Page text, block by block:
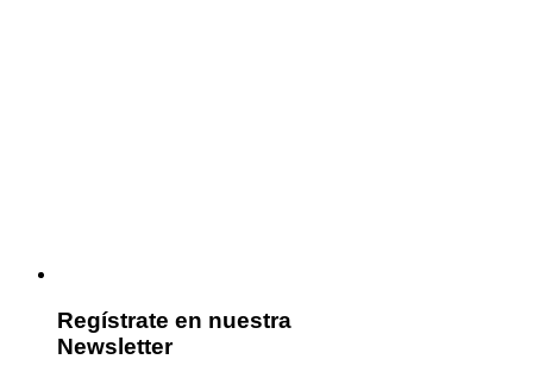
Regístrate en nuestra
Newsletter